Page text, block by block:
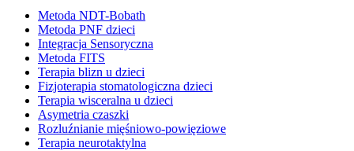
Metoda NDT-Bobath
Metoda PNF dzieci
Integracja Sensoryczna
Metoda FITS
Terapia blizn u dzieci
Fizjoterapia stomatologiczna dzieci
Terapia wisceralna u dzieci
Asymetria czaszki
Rozluźnianie mięśniowo-powięziowe
Terapia neurotaktylna